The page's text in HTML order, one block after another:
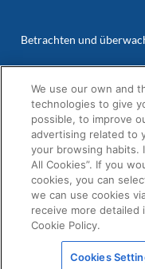
Betrachten und
© Fernox ist ein
We use our own and
technologies to give
possible, to improve
advertising related to
your browsing habits.
All Cookies”. If you
cookies, you can
we can use cookies
receive more detailed
Cookie Policy.
Cookies